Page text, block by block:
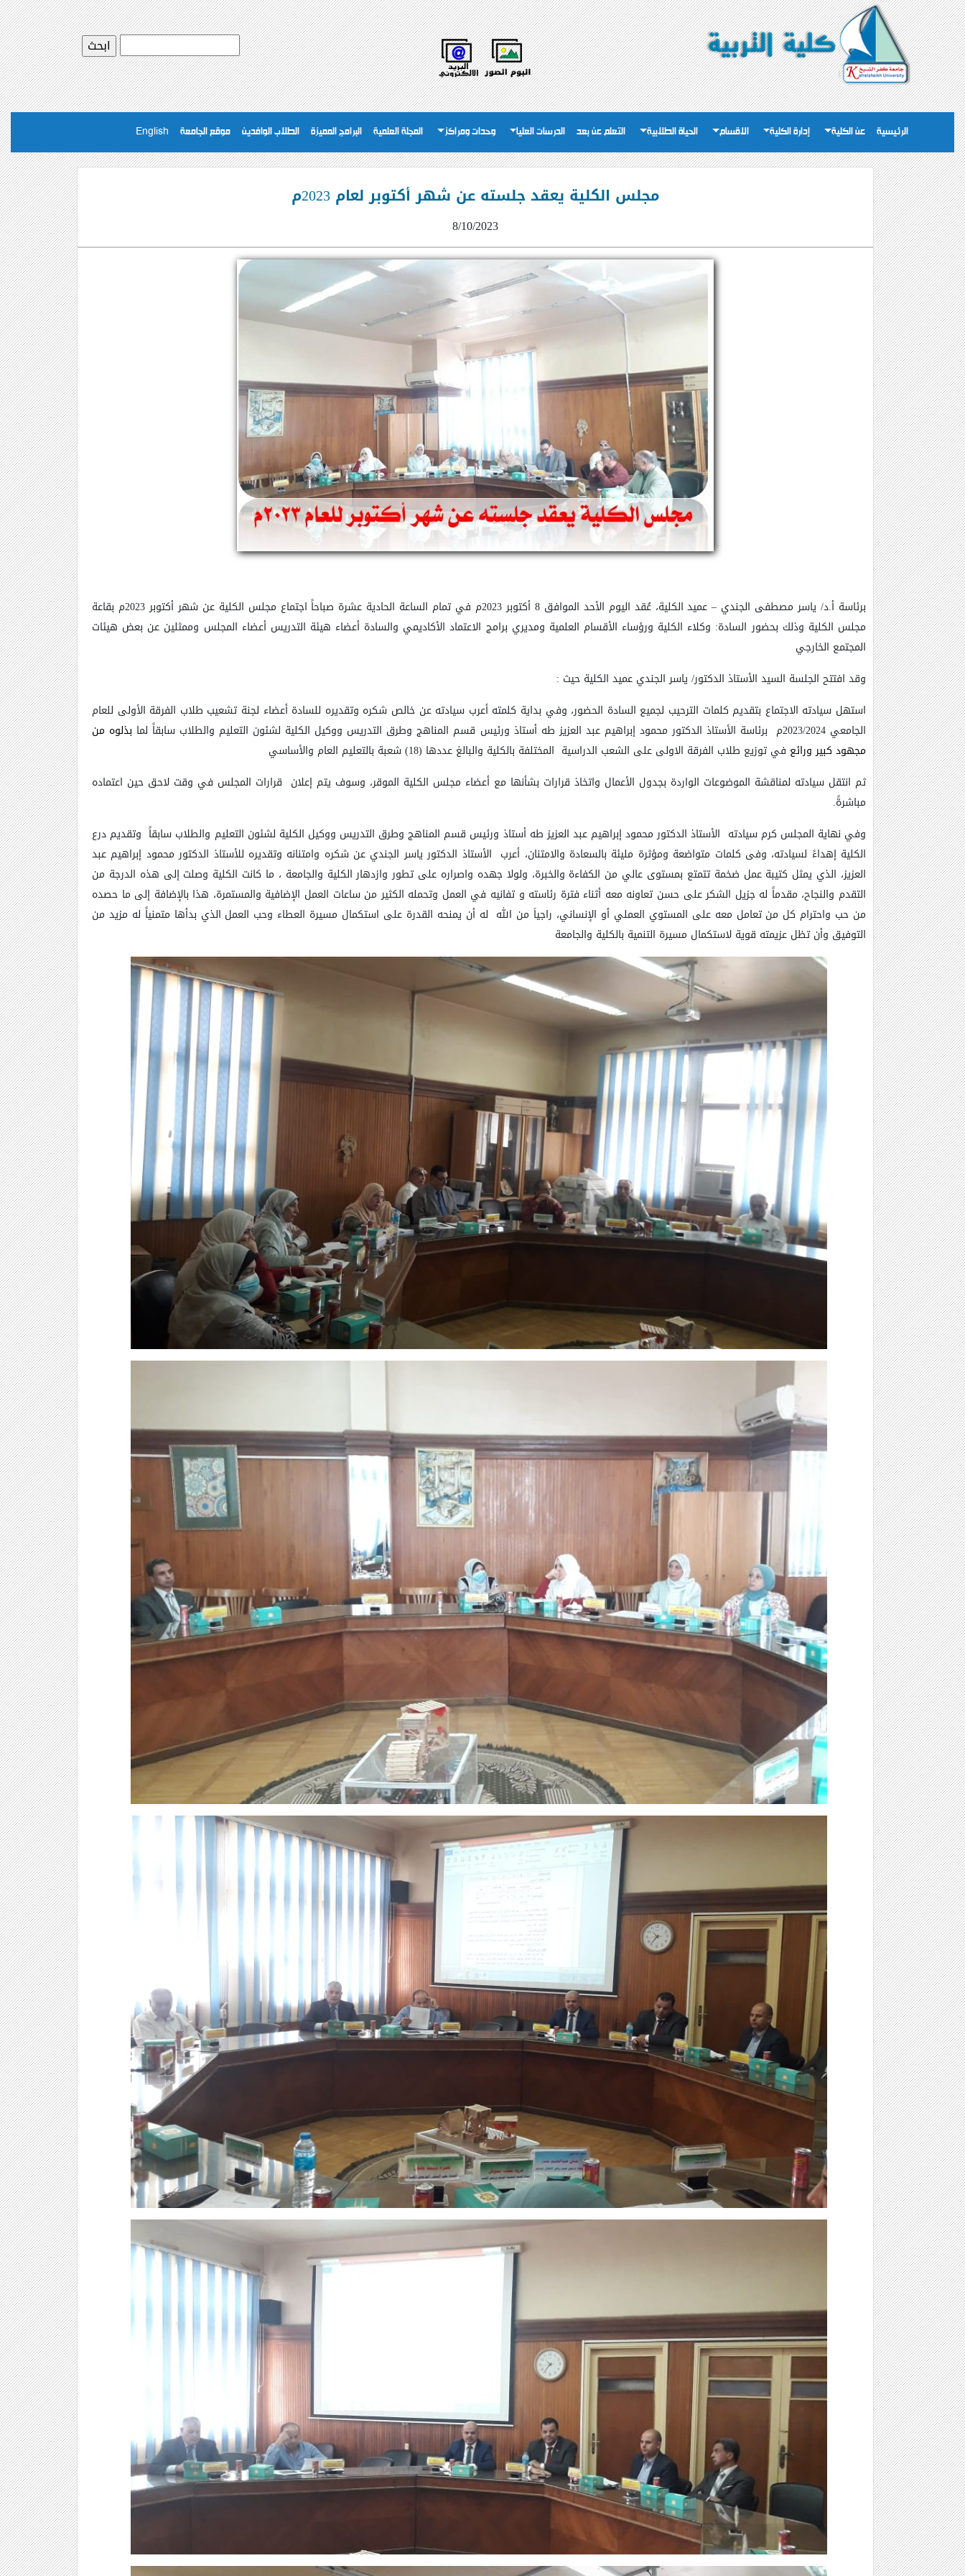
الرئيسية عن الكلية إدارة الكلية الاقسام الحياة الطلابية التعلم عن بعد الدرسات العليا وحدات ومراكز المجلة العلمية البرامج المميزة الطلاب الوافدين موقع الجامعة English
مجلس الكلية يعقد جلسته عن شهر أكتوبر لعام 2023م
8/10/2023
برئاسة أ.د/ ياسر مصطفى الجندي –عميد الكلية، عُقد
اليوم الأحد الموافق 8 أكتوبر 2023م في تمام الساعة الحادية عشرة صباحاً اجتماع مجلس الكلية عن شهر أكتوبر 2023م بقاعة
مجلس الكلية وذلك بحضور السادة: وكلاء الكلية ورؤساء الأقسام العلمية ومديري برامج الاعتماد الأكاديمي والسادة أعضاء هيئة التدريس أعضاء المجلس وممثلين عن بعض هيئات
المجتمع الخارجي
وقد افتتح الجلسة السيد الأستاذ الدكتور/ ياسر الجندي عميد الكلية حيث :
استهل سيادته الاجتماع بتقديم كلمات الترحيب لجميع السادة الحضور، وفي بداية كلمته أعرب سيادته عن خالص شكره وتقديره للسادة أعضاء لجنة تشعيب طلاب الفرقة الأولى للعام
الجامعي 2023/2024م برئاسة الأستاذ الدكتور محمود إبراهيم عبد العزيز طه أستاذ ورئيس قسم المناهج وطرق التدريس ووكيل الكلية لشئون التعليم والطلاب سابقاً لما
بذلوه من
مجهود كبير ورائع في توزيع طلاب الفرقة الاولى على الشعب الدراسية المختلفة بالكلية والبالغ عددها (18) شعبة بالتعليم العام والأساسي
ثم انتقل سيادته لمناقشة الموضوعات الواردة بجدول الأعمال واتخاذ قرارات بشأنها مع أعضاء مجلس الكلية الموقر، وسوف يتم إعلان قرارات المجلس في وقت لاحق حين اعتماده
مباشرةً.
وفي نهاية المجلس كرم سيادته الأستاذ الدكتور محمود إبراهيم عبد العزيز طه أستاذ ورئيس قسم المناهج وطرق التدريس ووكيل الكلية لشئون التعليم والطلاب سابقاً وتقديم درع
الكلية إهداءً لسيادته، وفى كلمات متواضعة ومؤثرة مليئة بالسعادة والامتنان، أعرب الأستاذ الدكتور ياسر الجندي عن شكره وامتنانه وتقديره للأستاذ الدكتور محمود إبراهيم عبد
العزيز، الذي يمثل كتيبة عمل ضخمة تتمتع بمستوى عالي من الكفاءة والخبرة، ولولا جهده واصراره على تطور وازدهار الكلية والجامعة ، ما كانت الكلية وصلت إلى هذه الدرجة من
التقدم والنجاح، مقدماً له جزيل الشكر على حسن تعاونه معه أثناء فترة رئاسته و تفانيه في العمل وتحمله الكثير من ساعات العمل الإضافية والمستمرة، هذا بالإضافة إلى ما حصده
من حب واحترام كل من تعامل معه على المستوي العملي أو الإنساني، راجياَ من الله له أن يمنحه القدرة على استكمال مسيرة العطاء وحب العمل الذي بدأها متمنياً له مزيد من
التوفيق وأن تظل عزيمته قوية لاستكمال مسيرة التنمية بالكلية والجامعة